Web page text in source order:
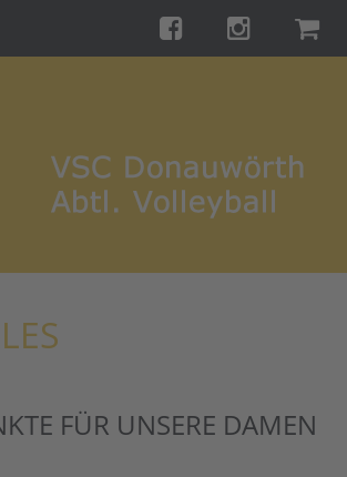
FÜR UNSERE DAMEN